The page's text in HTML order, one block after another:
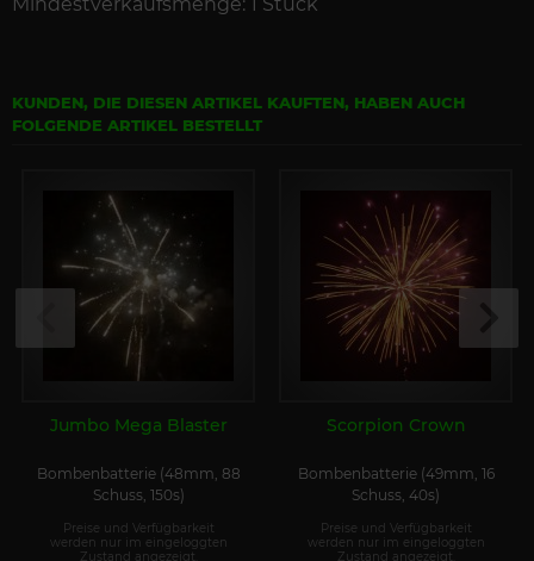
KUNDEN, DIE DIESEN ARTIKEL KAUFTEN, HABEN AUCH
FOLGENDE ARTIKEL BESTELLT
Jumbo Mega Blaster
Bombenbatterie (48mm, 88
Schuss, 150s)
Preise und Verfügbarkeit
werden nur im eingeloggten
Zustand angezeigt.
Scorpion Crown
Bombenbatterie (49mm, 16
Schuss, 40s)
Preise und Verfügbarkeit
werden nur im eingeloggten
Zustand angezeigt.